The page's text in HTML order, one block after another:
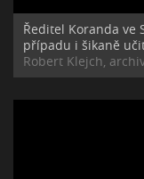
Ředitel Koranda ve
případu i šikaně
Robert Klejch,